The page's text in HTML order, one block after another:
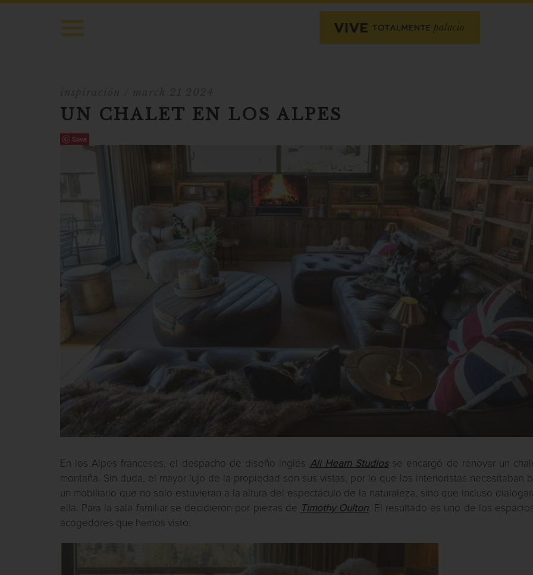
UN CHALET EN LOS ALPES
Save
En los Alpes franceses, el despacho de diseño inglés Ali Hearn Studiosse encargó de renovar un
montaña. Sin duda, el mayor lujo de la propiedad son sus vistas, por lo que los interioristas necesitaban
un mobiliario que no solo estuvieran a la altura del espectáculo de la naturaleza, sino que incluso
ella. Para la sala familiar se decidieron por piezas de
Timothy Oulton. El resultado es uno de los
acogedores que hemos visto.